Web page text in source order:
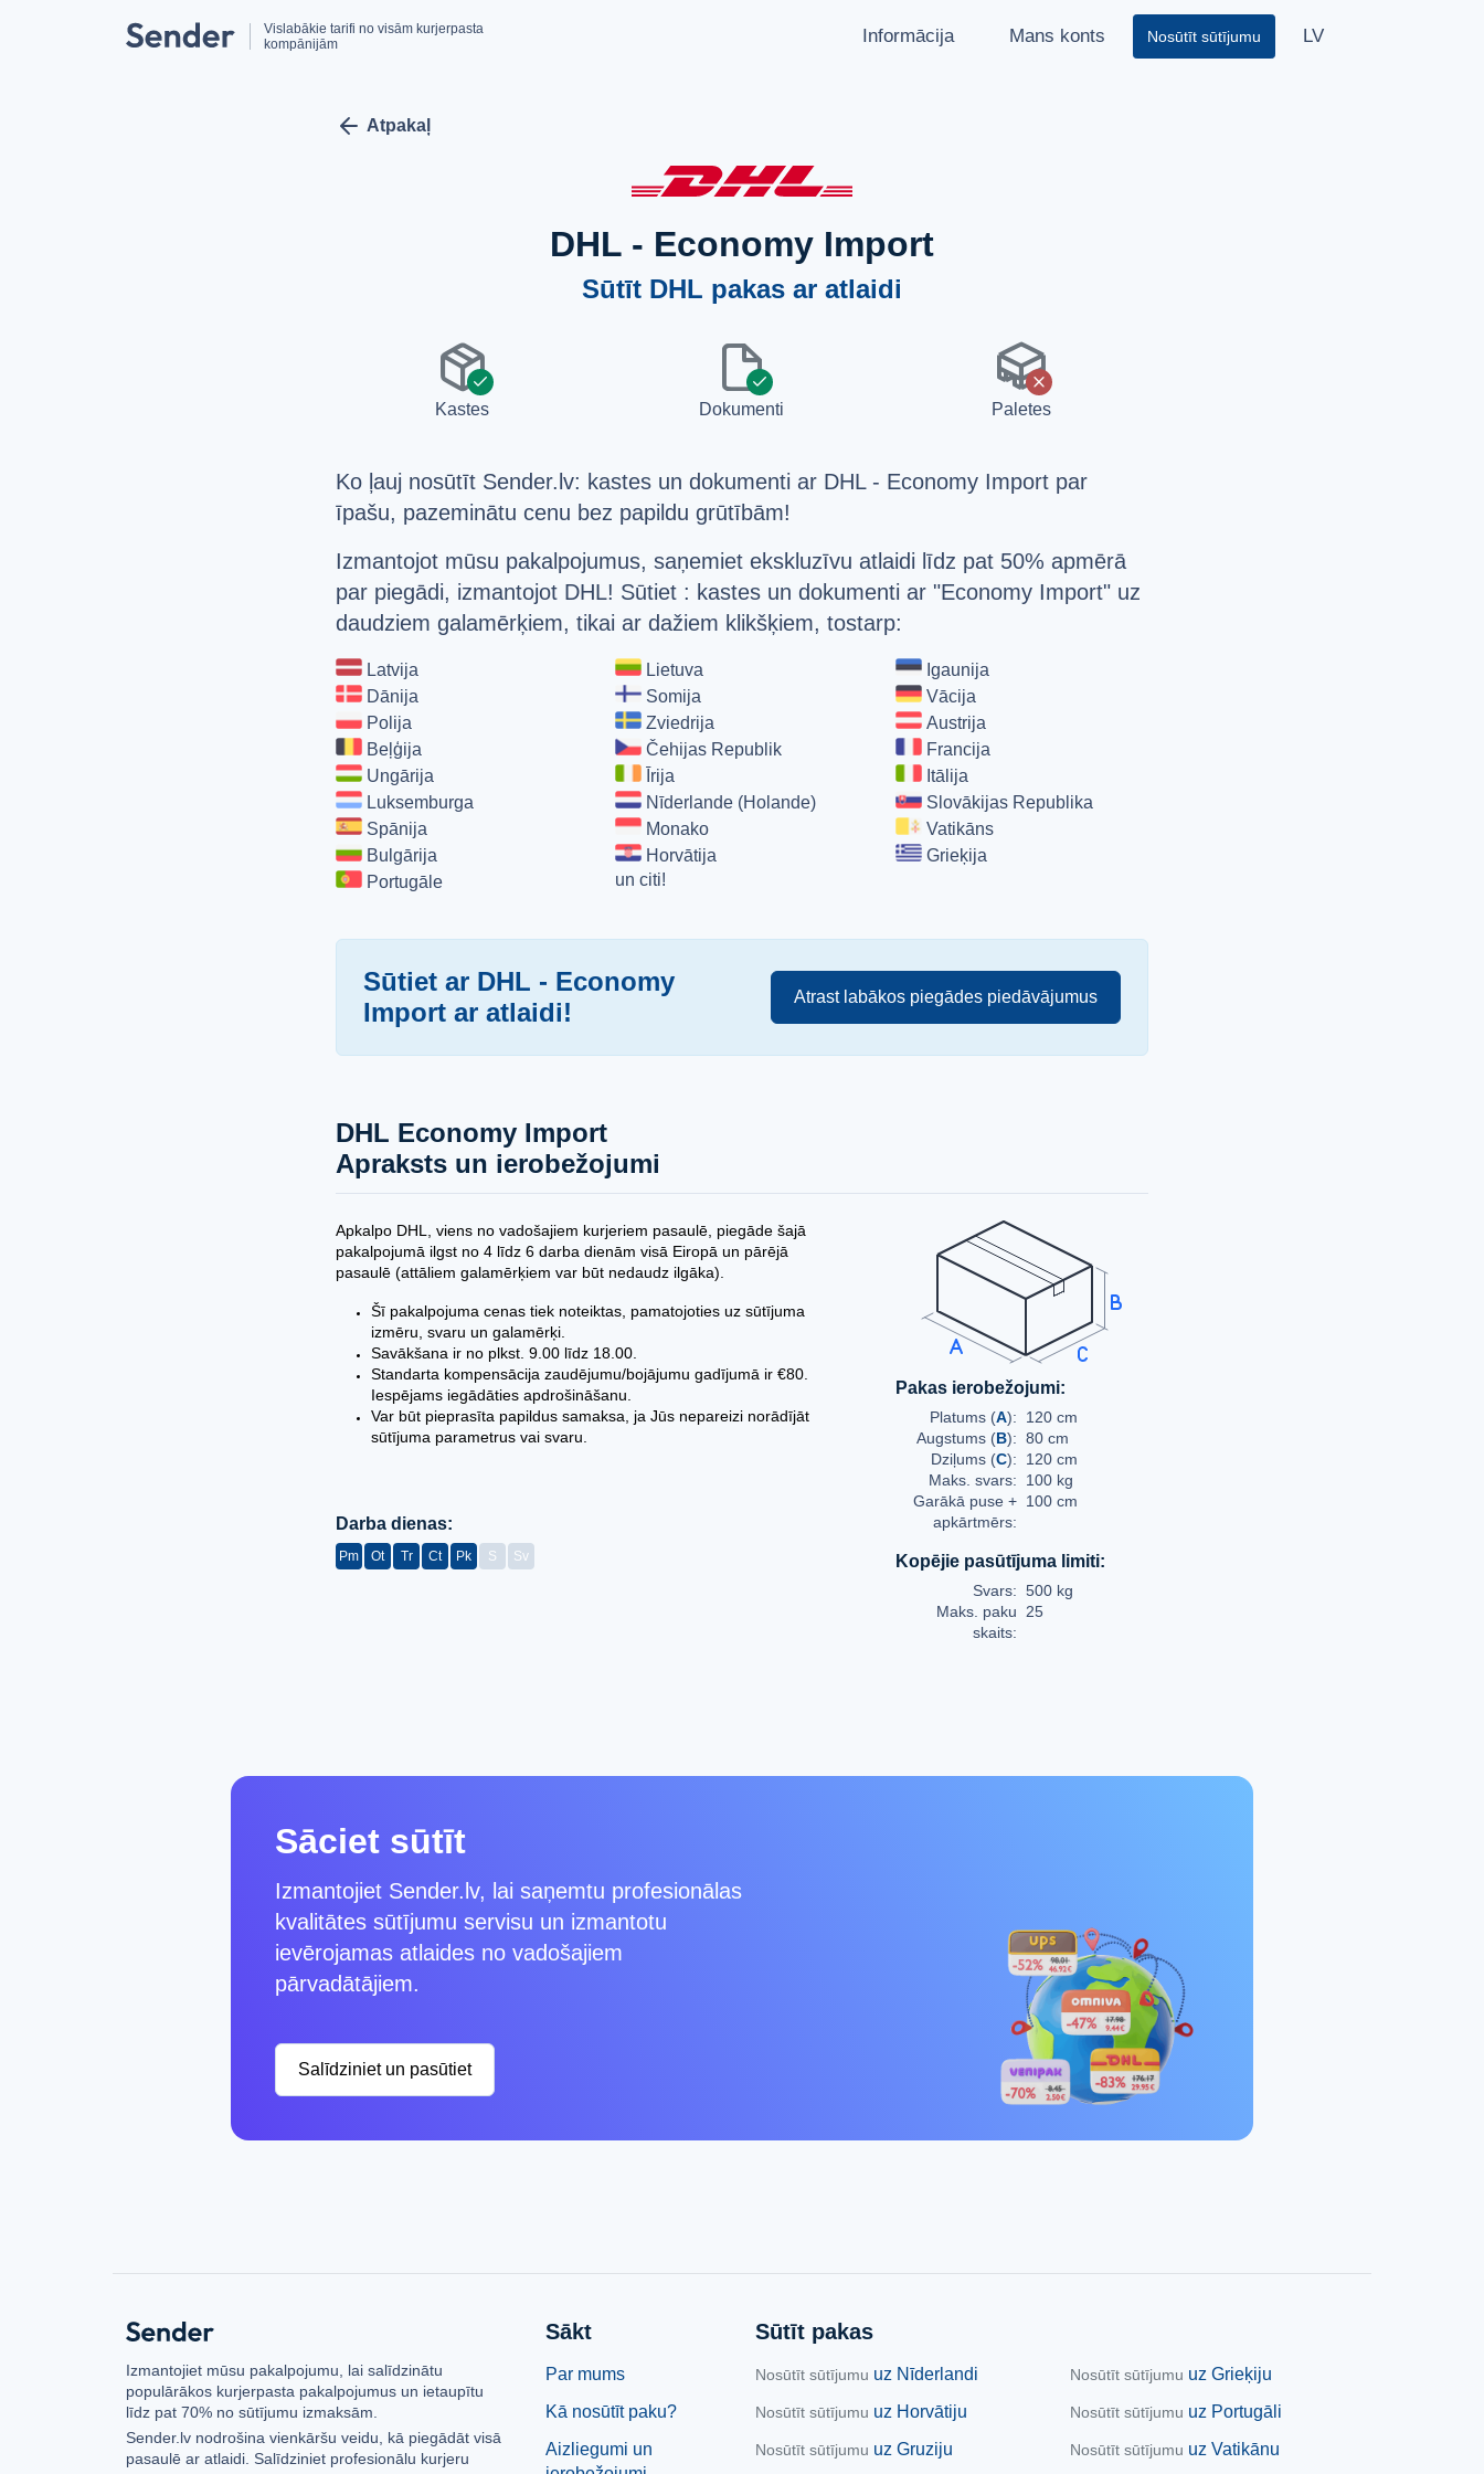
Vislabākie tarifi no visām kurjerpasta
kompānijām
Informācija Mans konts Nosūtīt sūtījumu LV
Pārvadātāju partneri
API dokumentācija
users PAR MUMS
JAUTĀJUMI UN ATBILDES
help_circle ATBALSTS
Русский
English
arrow_left Atpakaļ
DHL - Economy Import
Sūtīt DHL pakas ar atlaidi
package
check
Kastes
file
check
Dokumenti
pallet
x
Paletes
Ko ļauj nosūtīt Sender.lv: kastes un dokumenti ar DHL - Economy Import par
īpašu, pazeminātu cenu bez papildu grūtībām!
Izmantojot mūsu pakalpojumus, saņemiet ekskluzīvu atlaidi līdz pat 50% apmērā
par piegādi, izmantojot DHL! Sūtiet : kastes un dokumenti ar "Economy Import" uz
daudziem galamērķiem, tikai ar dažiem klikšķiem, tostarp:
Latvija Lietuva
Igaunija
Dānija
Somija
Vācija
Polija
Zviedrija
Austrija
Beļģija
Čehijas Republik
Francija
Ungārija
Īrija
Itālija
Luksemburga
Nīderlande (Holande)
Slovākijas Republika
Spānija
Monako
Vatikāns
Bulgārija
Horvātija
Grieķija
Portugāle
un citi!
Sūtiet ar DHL - Economy
Import ar atlaidi!
Atrast labākos piegādes piedāvājumus
DHL Economy Import
Apraksts un ierobežojumi
Apkalpo DHL, viens no vadošajiem kurjeriem pasaulē, piegāde šajā
pakalpojumā ilgst no 4 līdz 6 darba dienām visā Eiropā un pārējā
pasaulē (attāliem galamērķiem var būt nedaudz ilgāka).
Šī pakalpojuma cenas tiek noteiktas, pamatojoties uz sūtījuma
izmēru, svaru un galamērķi.
Savākšana ir no plkst. 9.00 līdz 18.00.
Standarta kompensācija zaudējumu/bojājumu gadījumā ir €80.
Iespējams iegādāties apdrošināšanu.
Var būt pieprasīta papildus samaksa, ja Jūs nepareizi norādījāt
sūtījuma parametrus vai svaru.
Darba dienas:
Pm Ot Tr Ct Pk S Sv
Pakas ierobežojumi:
Platums (A):
120 cm
Augstums (B): 80 cm
Dziļums (C):
120 cm
Maks. svars:
100 kg
Garākā puse +
apkārtmērs:
100 cm
Kopējie pasūtījuma limiti:
Svars: 500 kg
Maks. paku
skaits:
25
Sāciet sūtīt
Izmantojiet Sender.lv, lai saņemtu profesionālas
kvalitātes sūtījumu servisu un izmantotu
ievērojamas atlaides no vadošajiem
pārvadātājiem.
Salīdziniet un pasūtiet
Izmantojiet mūsu pakalpojumu, lai salīdzinātu
populārākos kurjerpasta pakalpojumus un ietaupītu
līdz pat 70% no sūtījumu izmaksām.
Sender.lv nodrošina vienkāršu veidu, kā piegādāt visā
pasaulē ar atlaidi. Salīdziniet profesionālu kurjeru
Sākt
Par mums
Kā nosūtīt paku?
Aizliegumi un
Sūtīt pakas
Nosūtīt sūtījumu uz Nīderlandi Nosūtīt sūtījumu uz Grieķiju
Nosūtīt sūtījumu uz Horvātiju Nosūtīt sūtījumu uz Portugāli
Nosūtīt sūtījumu uz Gruziju Nosūtīt sūtījumu uz Vatikānu